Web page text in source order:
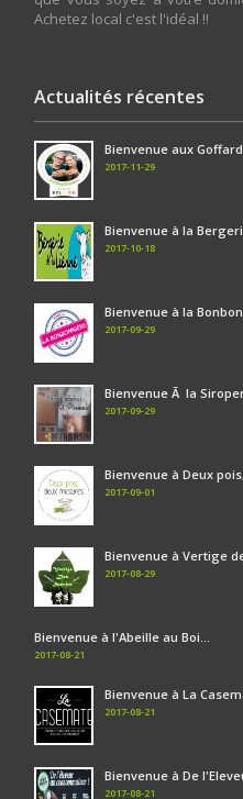
Achetez local c'est l'idéal !!
Actualités récentes
Bienvenue aux Goffard
2017-11-29
Bienvenue à la
2017-10-18
Bienvenue à la
2017-09-29
Bienvenue Ã la
2017-09-29
Bienvenue à Deux
2017-09-01
Bienvenue à Vertige
2017-08-29
Bienvenue à l'Abeille au Boi...
2017-08-21
Bienvenue à La
2017-08-21
Bienvenue à De
2017-08-21